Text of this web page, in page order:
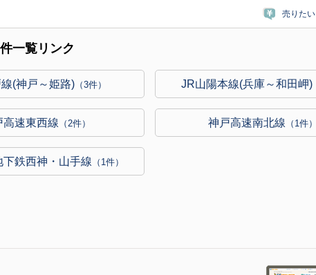
売りたい
一覧リンク
(神戸～姫路) （3件） JR山陽本線(兵庫～和田岬)
高速東西線 （2件） 神戸高速南北線 （1件）
下鉄西神・山手線 （1件）